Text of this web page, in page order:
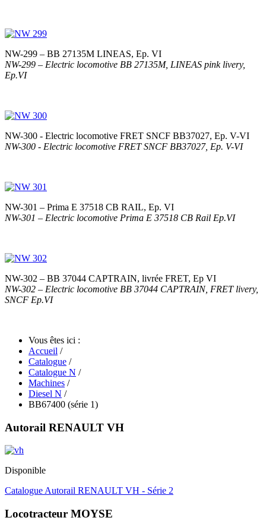
NW-299 – BB 27135M LINEAS, Ep. VI
NW-299 – Electric locomotive BB 27135M, LINEAS pink livery,
Ep.VI
NW-300 - Electric locomotive FRET SNCF BB37027, Ep. V-VI
NW-300 - Electric locomotive FRET SNCF BB37027, Ep. V-VI
NW-301 – Prima E 37518 CB RAIL, Ep. VI
NW-301 – Electric locomotive Prima E 37518 CB Rail Ep.VI
NW-302 – BB 37044 CAPTRAIN, livrée FRET, Ep VI
NW-302 – Electric locomotive BB 37044 CAPTRAIN, FRET livery,
SNCF Ep.VI
Vous êtes ici :
Accueil /
Catalogue /
Catalogue N /
Machines /
Diesel N /
BB67400 (série 1)
Autorail RENAULT VH
Disponible
Catalogue Autorail RENAULT VH - Série 2
Locotracteur MOYSE